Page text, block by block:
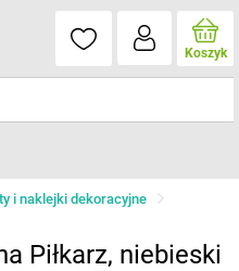
Koszyk
i naklejki dekoracyjne
Piłkarz, niebieski